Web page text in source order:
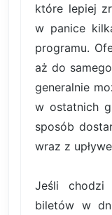
które lepiej
w panice
programu.
aż do
generalnie
w ostatnich
sposób
wraz z
Jeśli chodzi
biletów w